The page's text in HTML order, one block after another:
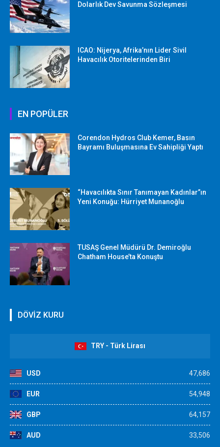
Dolarlık Dev Savunma Sözleşmesi
ICAO: Nijerya, Afrika’nın Lider Sivil
Havacılık Otoritelerinden Biri
EN POPÜLER
Corendon Hydros Club Kemer, Basın
Bayramı Buluşmasına Ev Sahipliği Yaptı
“Havacılıkta Sınır Tanımayan Kadınlar”ın
Yeni Konuğu: Hürriyet Munanoğlu
TUSAŞ Genel Müdürü Dr. Demiroğlu
Chatham House’ta Konuştu
DÖVİZ KURU
TRY - Türk Lirası
USD 47,686
EUR 54,948
GBP 64,157
AUD 33,506